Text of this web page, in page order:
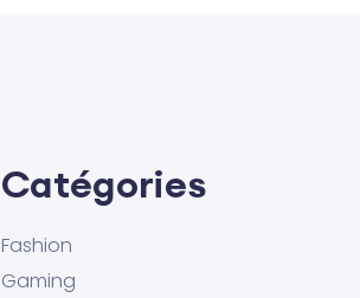
Catégories
Fashion
Gaming